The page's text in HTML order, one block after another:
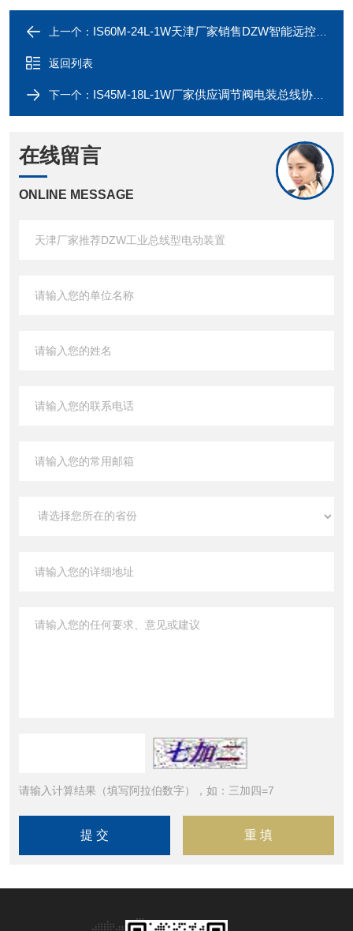
上一个： IS60M-24L-1W天津厂家销售DZW智能远控断电保护总线协议
返回列表
下一个： IS45M-18L-1W厂家供应调节阀电装总线协议执行器
在线留言
ONLINE MESSAGE
请输入计算结果（填写阿拉伯数字），如：三加四=7